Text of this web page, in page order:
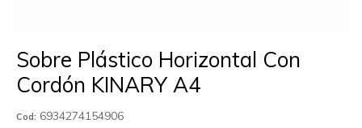
Sobre Plástico Horizontal Con
Cordón KINARY A4
Cod: 6934274154906